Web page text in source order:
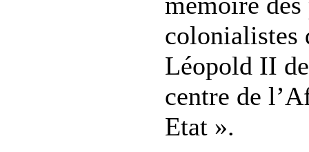
colonialistes
Léopold II
centre de
Etat ».